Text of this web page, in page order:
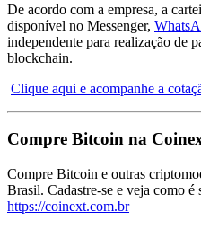
De acordo com a empresa, a
disponível no Messenger,
independente para realização de
blockchain.
Clique aqui e acompanhe a
Compre Bitcoin na
Compre Bitcoin e outras
Brasil. Cadastre-se e veja como é
https://coinext.com.br